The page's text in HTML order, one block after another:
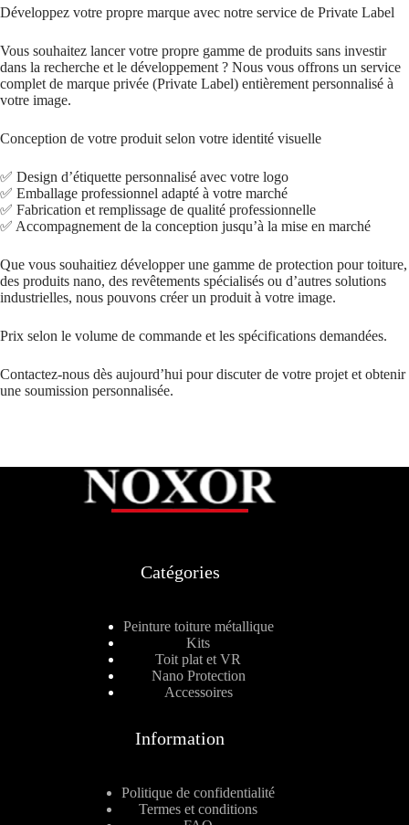
Développez votre propre marque avec notre service de Private Label
Vous souhaitez lancer votre propre gamme de produits sans investir
dans la recherche et le développement ? Nous vous offrons un service
complet de marque privée (Private Label) entièrement personnalisé à
votre image.
Conception de votre produit selon votre identité visuelle
✅ Design d’étiquette personnalisé avec votre logo
✅ Emballage professionnel adapté à votre marché
✅ Fabrication et remplissage de qualité professionnelle
✅ Accompagnement de la conception jusqu’à la mise en marché
Que vous souhaitiez développer une gamme de protection pour toiture,
des produits nano, des revêtements spécialisés ou d’autres solutions
industrielles, nous pouvons créer un produit à votre image.
Prix selon le volume de commande et les spécifications demandées.
Contactez-nous dès aujourd’hui pour discuter de votre projet et obtenir
une soumission personnalisée.
Catégories
Peinture toiture métallique
Kits
Toit plat et VR
Nano Protection
Accessoires
Information
Politique de confidentialité
Termes et conditions